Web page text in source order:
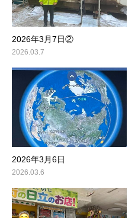
2026年3月7日②
2026.03.7
2026年3月6日
2026.03.6